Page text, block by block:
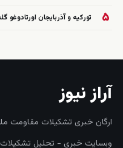
۵
تورکیه و آذربایجان اورتادوغو
آراز نیوز
ارگان خبری تشکیلات مقاومت
وبسایت خبری - تحلیل تشکیلات